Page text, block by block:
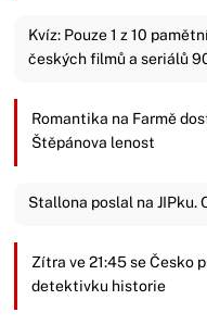
Kvíz: Pouze 1 z 10
českých filmů a seriálů
Romantika na Farmě
Štěpánova lenost
Stallona poslal na JIPku.
Zítra ve 21:45 se Česko
detektivku historie